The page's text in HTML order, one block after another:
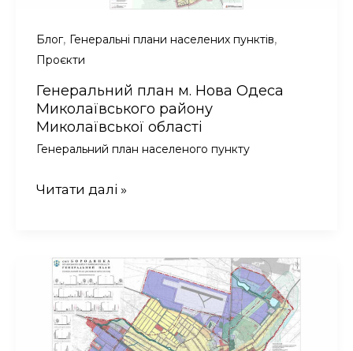
Блог, Генеральні плани населених пунктів,
Проєкти
Генеральний план м. Нова Одеса
Миколаївського району
Миколаївської області
Генеральний план населеного пункту
Генеральний
Одеса
Миколаївського
району
Миколаївської
області
Читати далі »